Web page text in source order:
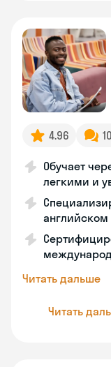
4.96
Обучает
легкими и
английском
Читать дальше
Читать